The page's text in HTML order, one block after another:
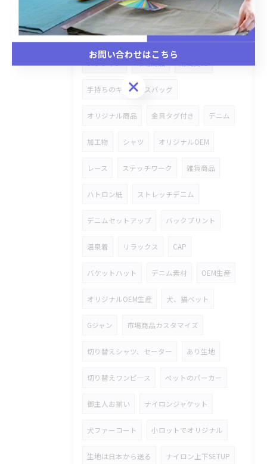
ハンドタオル ペットベッド
パーツプリント コースター 小物入れ
手持ちのキャンバスバッグ
オリジナル商品 金具タグ付き デニム
加工物 シャツ オリジナルOEM
レース ステッチワーク 雑貨商品
ハトロン紙 ストレッチデニム
デニムセットアップ バックプリント
温泉着 リラックス CAP
バケットハット デニム素材 OEM生産
オリジナルOEM生産 犬、猫ベット
Gジャン 市場商品カスタマイズ
切り替えシャツ、セーター あり生地
切り替えワンピース ペットのパーカー
御主人お揃い ナイロンジャケット
犬ファーコート 小ロットでオリジナル
生地は日本から送る ナイロン上下SETUP
お問い合わせはこちら
お問い合わせはこちら